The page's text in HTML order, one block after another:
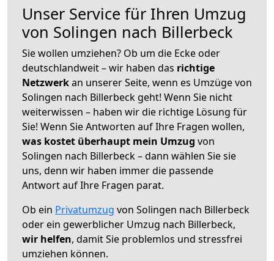
Unser Service für Ihren Umzug
von Solingen nach Billerbeck
Sie wollen umziehen? Ob um die Ecke oder
deutschlandweit – wir haben das richtige
Netzwerkan unserer Seite, wenn es Umzüge von
Solingen nach Billerbeck geht! Wenn Sie nicht
weiterwissen – haben wir die richtige Lösung für
Sie! Wenn Sie Antworten auf Ihre Fragen wollen,
was kostet überhaupt mein Umzug von
Solingen nach Billerbeck – dann wählen Sie sie
uns, denn wir haben immer die passende
Antwort auf Ihre Fragen parat.
Ob ein Privatumzug von Solingen nach Billerbeck
oder ein gewerblicher Umzug nach Billerbeck,
wir helfen, damit Sie problemlos und stressfrei
umziehen können.